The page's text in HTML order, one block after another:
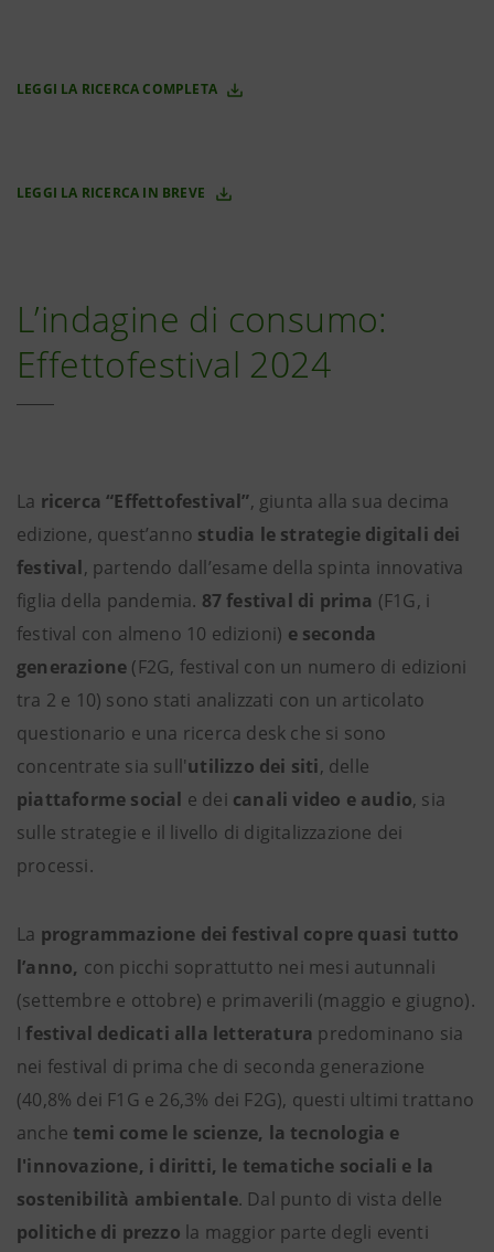
LEGGI LA RICERCA COMPLETA
LEGGI LA RICERCA IN BREVE
L’indagine di consumo:
Effettofestival 2024
La ricerca “Effettofestival”, giunta alla sua decima
edizione, quest’anno studia le strategie digitali dei
festival, partendo dall’esame della spinta innovativa
figlia della pandemia. 87 festival di prima (F1G, i
festival con almeno 10 edizioni) e seconda
generazione (F2G, festival con un numero di edizioni
tra 2 e 10) sono stati analizzati con un articolato
questionario e una ricerca desk che si sono
concentrate sia sull'utilizzo dei siti, delle
piattaforme social e dei canali video e audio, sia
sulle strategie e il livello di digitalizzazione dei
processi.
La programmazione dei festival copre quasi tutto
l’anno, con picchi soprattutto nei mesi autunnali
(settembre e ottobre) e primaverili (maggio e giugno).
I festival dedicati alla letteratura predominano sia
nei festival di prima che di seconda generazione
(40,8% dei F1G e 26,3% dei F2G), questi ultimi trattano
anche temi come le scienze, la tecnologia e
l'innovazione, i diritti, le tematiche sociali e la
sostenibilità ambientale. Dal punto di vista delle
politiche di prezzo la maggior parte degli eventi